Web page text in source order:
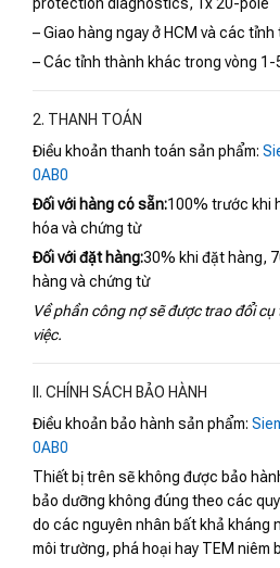
– Giao hàng ngay ở HCM và các
– Các tỉnh thành khác trong vòng 1-
2. THANH TOÁN
Điều khoản thanh toán sản phẩm:
0AB0
Đối với hàng có sẵn:100% trước khi
hóa và chứng từ
Đối với đặt hàng:30% khi đặt hàng,
hàng và chứng từ
Về phần công nợ sẽ được trao đổi
việc.
II. CHÍNH SÁCH BẢO HÀNH
Điều khoản bảo hành sản phẩm:
0AB0
Thiết bị trên sẽ không được bảo
bảo dưỡng không đúng theo các
do các nguyên nhân bất khả kháng
môi trường, phá hoại hay TEM niêm